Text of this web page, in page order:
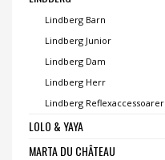
Lindberg Barn
Lindberg Junior
Lindberg Dam
Lindberg Herr
Lindberg Reflexaccessoarer
LOLO & YAYA
MARTA DU CHÂTEAU